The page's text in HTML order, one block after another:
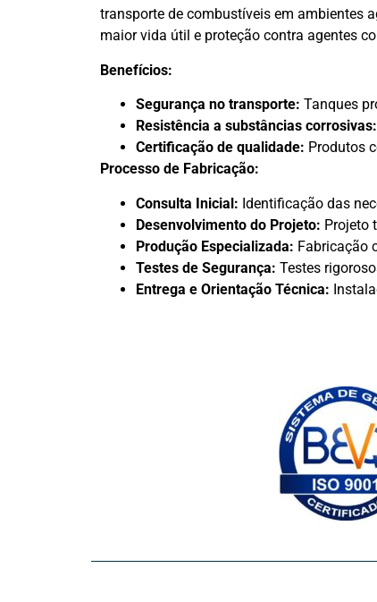
transporte de combustíveis em ambientes
maior vida útil e proteção contra agentes
Benefícios:
Segurança no transporte: Tanques
Resistência a substâncias corrosivas:
Certificação de qualidade: Produtos
Processo de Fabricação:
Consulta Inicial: Identificação das
Desenvolvimento do Projeto: Projeto
Produção Especializada: Fabricação
Testes de Segurança: Testes
Entrega e Orientação Técnica: